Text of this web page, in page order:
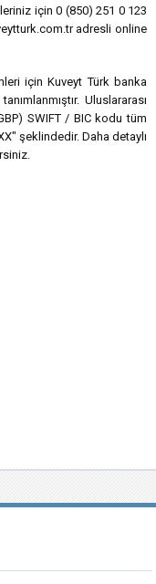
için 0 (850) 251 0 123
adresli online
için Kuveyt Türk banka
Uluslararası
SWIFT / BIC kodu tüm
şeklindedir. Daha detaylı